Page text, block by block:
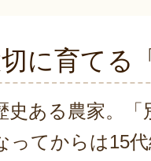
に育てる
史ある農家。
ってからは15